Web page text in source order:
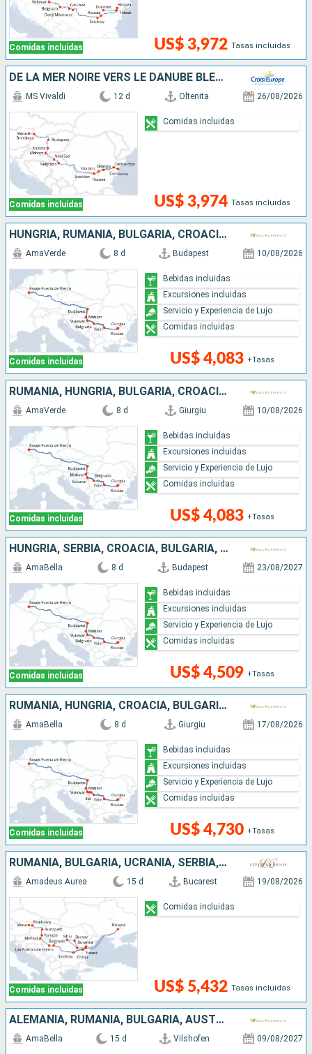
Comidas incluidas US$ 3,972 Tasas incluidas
DE LA MER NOIRE VERS LE DANUBE BLEU - DE BUCAREST À VIENNE
Comidas incluidas
MS Vivaldi 12 d Oltenita 26/08/2026
US$ 3,974 Tasas incluidas
Comidas incluidas
HUNGRÍA, RUMANIA, BULGARIA, CROACIA, SERBIA
Comidas incluidas
AmaVerde 8 d Budapest 10/08/2026
US$ 4,083 +Tasas
Bebidas incluidas
Excursiones incluidas
Servicio y Experiencia de Lujo
Comidas incluidas
RUMANIA, HUNGRÍA, BULGARIA, CROACIA, SERBIA
Comidas incluidas
AmaVerde 8 d Giurgiu 10/08/2026
US$ 4,083 +Tasas
Bebidas incluidas
Excursiones incluidas
Servicio y Experiencia de Lujo
Comidas incluidas
HUNGRÍA, SERBIA, CROACIA, BULGARIA, RUMANIA
Comidas incluidas
AmaBella 8 d Budapest 23/08/2027
US$ 4,509 +Tasas
Bebidas incluidas
Excursiones incluidas
Servicio y Experiencia de Lujo
Comidas incluidas
RUMANIA, HUNGRÍA, CROACIA, BULGARIA, SERBIA
Comidas incluidas
AmaBella 8 d Giurgiu 17/08/2026
US$ 4,730 +Tasas
Bebidas incluidas
Excursiones incluidas
Servicio y Experiencia de Lujo
Comidas incluidas
RUMANIA, BULGARIA, UCRANIA, SERBIA, HUNGRÍA, ESLOVAQUIA, AUSTRIA
Comidas incluidas
Amadeus Aurea 15 d Bucarest 19/08/2026
US$ 5,432 Tasas incluidas
Comidas incluidas
ALEMANIA, RUMANIA, BULGARIA, AUSTRIA, SERBIA, ESLOVAQUIA, CROACIA, HUNGRÍA
AmaBella 15 d Vilshofen 09/08/2027